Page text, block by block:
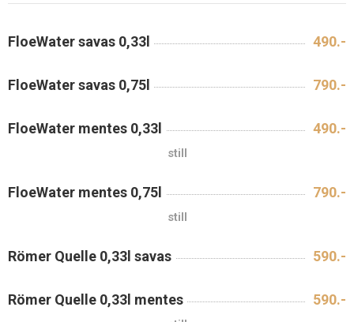
FloeWater savas 0,33l 490.-
FloeWater savas 0,75l 790.-
FloeWater mentes 0,33l 490.-
still
FloeWater mentes 0,75l 790.-
still
Römer Quelle 0,33l savas 590.-
Römer Quelle 0,33l mentes 590.-